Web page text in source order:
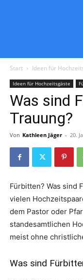
Start Ideen für
Ideen für Hochzeitsgäste
Was sind
Trauung?
Von Kathleen Jäger - 20.
Fürbitten? Was sind
vielen
dem Pastor oder
standesamtlichen
meist ohne
Was sind